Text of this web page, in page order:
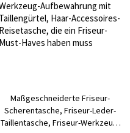
Maßgeschneiderte Friseur-
Scherentasche, Friseur-Leder-
Taillentasche, Friseur-Werkzeug-